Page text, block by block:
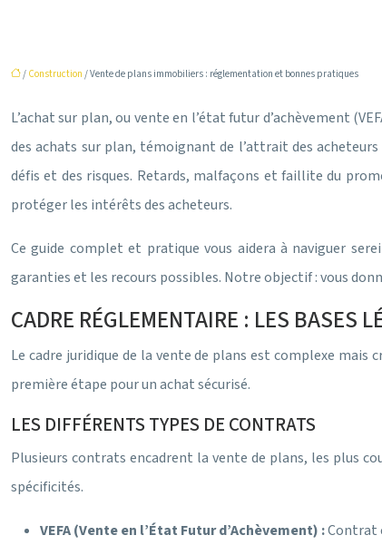
/ Construction / Vente de plans immobiliers : réglementation et bonnes pratiques
L’achat sur plan, ou vente en l’état futur d’achèvement
des achats sur plan, témoignant de l’attrait des
défis et des risques. Retards, malfaçons et faillite du
protéger les intérêts des acheteurs.
Ce guide complet et pratique vous aidera à naviguer
garanties et les recours possibles. Notre objectif : vous
CADRE RÉGLEMENTAIRE : LES BASES
Le cadre juridique de la vente de plans est complexe
première étape pour un achat sécurisé.
LES DIFFÉRENTS TYPES DE CONTRATS
Plusieurs contrats encadrent la vente de plans, les plus
spécificités.
VEFA (Vente en l’État Futur d’Achèvement) :Contrat